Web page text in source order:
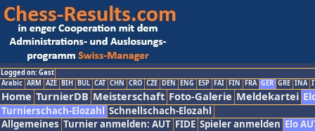
Logged on: Gast
Arabic ARM AZE BIH BUL CAT CHN CRO CZE DEN ENG ESP FAI FIN FRA GER GRE INA
Home TurnierDB Meisterschaft Foto-Galerie Meldekartei
Turnierschach-Elozahl Schnellschach-Elozahl
Allgemeines Turnier anmelden: AUT FIDE Spieler anmelden Elo